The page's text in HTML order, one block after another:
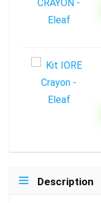
Description